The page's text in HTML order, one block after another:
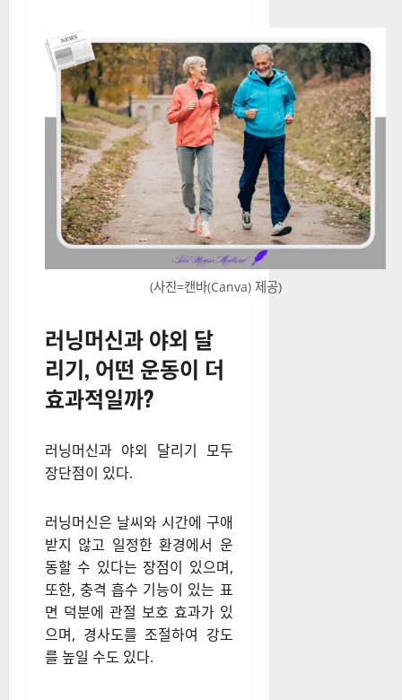
(사진=캔바(Canva) 제공)
러닝머신과 야외 달
리기, 어떤 운동이 더
효과적일까?
러닝머신과 야외 달리기 모두
장단점이 있다.
러닝머신은 날씨와 시간에 구애
받지 않고 일정한 환경에서 운
동할 수 있다는 장점이 있으며,
또한, 충격 흡수 기능이 있는 표
면 덕분에 관절 보호 효과가 있
으며, 경사도를 조절하여 강도
를 높일 수도 있다.